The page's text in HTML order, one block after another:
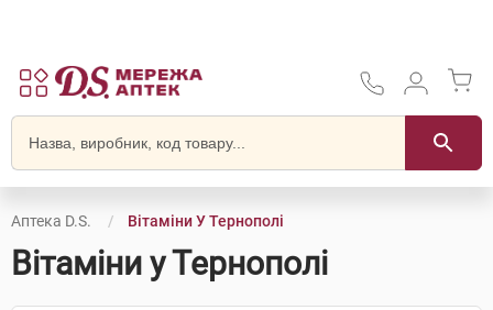
Аптека D.S. Вітаміни У Тернополі
Вітаміни у Тернополі